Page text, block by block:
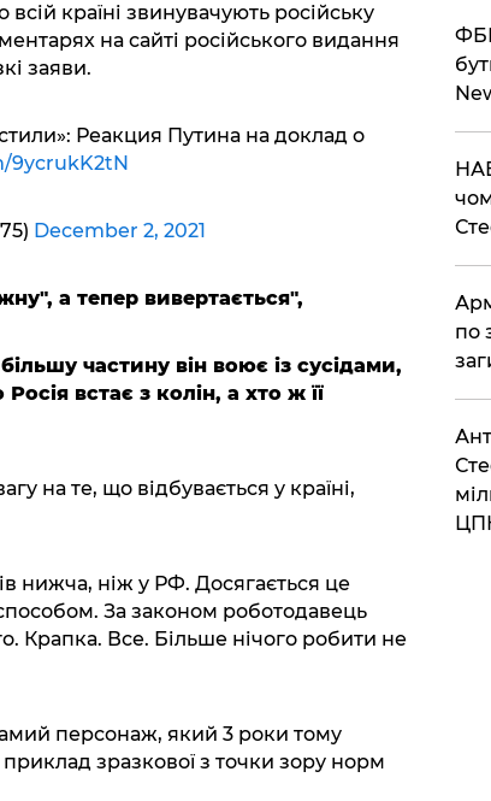
країні звинувачують російську
на сайті російського видання
заяви.
Реакция Путина на доклад о
9ycrukK2tN
December 2, 2021
а тепер вивертається",
частину він воює із сусідами,
встає з колін, а хто ж її
на те, що відбувається у країні,
нижча, ніж у РФ. Досягається це
За законом роботодавець
Крапка. Все. Більше нічого робити не
персонаж, який 3 роки тому
приклад зразкової з точки зору норм
по